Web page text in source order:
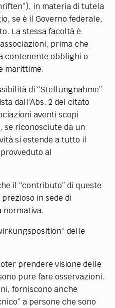
in materia di tutela
se è il Governo federale,
La stessa facoltà è
prima che
contenente obblighi o
marittime.
di “Stellungnahme”
dall’Abs. 2 del citato
aventi scopi
se riconosciute da un
si estende a tutto il
al
il “contributo” di queste
in sede di
normativa.
delle
prendere visione delle
pure fare osservazioni.
forniscono anche
a persone che sono